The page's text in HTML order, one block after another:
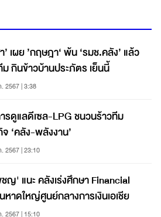
’ เผย ’กฤษฎา‘ พ้น ‘รมช.คลัง’ แล้ว
กินข้าวบ้านประภัตร เย็นนี้
2567 | 3:38
รดูแลดีเซล-LPG ชนวนร้าวทีม
จ ‘คลัง-พลังงาน’
2567 | 23:10
ญ' แนะ คลังเร่งศึกษา Financial
าดใหญ่ศูนย์กลางการเงินเอเชีย
2567 | 15:10